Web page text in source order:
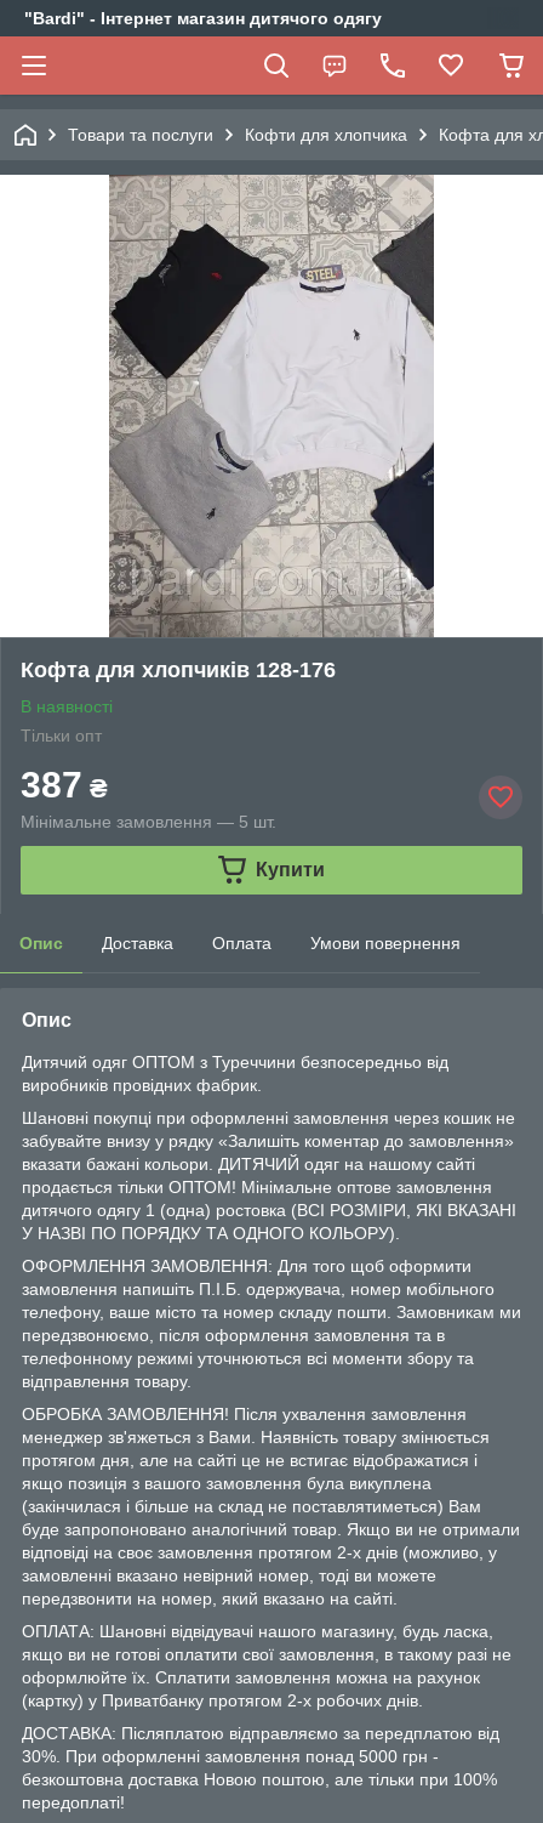
"Bardi" - Інтернет магазин дитячого одягу
Товари та послуги Кофти для хлопчика Кофта для
Кофта для хлопчиків 128-176
В наявності
Тільки опт
387 ₴
Мінімальне замовлення — 5 шт.
Купити
Опис Доставка Оплата Умови повернення
Опис
Дитячий одяг ОПТОМ з Туреччини безпосередньо від
виробників провідних фабрик.
Шановні покупці при оформленні замовлення через кошик не
забувайте внизу у рядку «Залишіть коментар до замовлення»
вказати бажані кольори. ДИТЯЧИЙ одяг на нашому сайті
продається тільки ОПТОМ! Мінімальне оптове замовлення
дитячого одягу 1 (одна) ростовка (ВСІ РОЗМІРИ, ЯКІ ВКАЗАНІ
У НАЗВІ ПО ПОРЯДКУ ТА ОДНОГО КОЛЬОРУ).
ОФОРМЛЕННЯ ЗАМОВЛЕННЯ: Для того щоб оформити
замовлення напишіть П.І.Б. одержувача, номер мобільного
телефону, ваше місто та номер складу пошти. Замовникам ми
передзвонюємо, після оформлення замовлення та в
телефонному режимі уточнюються всі моменти збору та
відправлення товару.
ОБРОБКА ЗАМОВЛЕННЯ! Після ухвалення замовлення
менеджер зв'яжеться з Вами. Наявність товару змінюється
протягом дня, але на сайті це не встигає відображатися і
якщо позиція з вашого замовлення була викуплена
(закінчилася і більше на склад не поставлятиметься) Вам
буде запропоновано аналогічний товар. Якщо ви не отримали
відповіді на своє замовлення протягом 2-х днів (можливо, у
замовленні вказано невірний номер, тоді ви можете
передзвонити на номер, який вказано на сайті.
ОПЛАТА: Шановні відвідувачі нашого магазину, будь ласка,
якщо ви не готові оплатити свої замовлення, в такому разі не
оформлюйте їх. Сплатити замовлення можна на рахунок
(картку) у Приватбанку протягом 2-х робочих днів.
ДОСТАВКА: Післяплатою відправляємо за передплатою від
30%. При оформленні замовлення понад 5000 грн -
безкоштовна доставка Новою поштою, але тільки при 100%
передоплаті!